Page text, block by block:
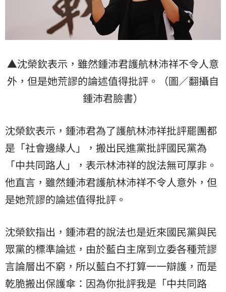
▲沈榮欽表示，雖然鍾沛君護航林沛祥不令人意
外，但是她荒謬的論述值得批評。（圖／翻攝自
鍾沛君臉書）
沈榮欽表示，鍾沛君為了護航林沛祥批評罷團都
是「社會邊緣人」，搬出民進黨批評國民黨為
「中共同路人」，表示林沛祥的說法無可厚非。
他直言，雖然鍾沛君護航林沛祥不令人意外，但
是她荒謬的論述值得批評。
沈榮欽指出，鍾沛君的說法也是近來國民黨與民
眾黨的標準論述，由於藍白主席到立委各種荒謬
言論層出不窮，所以藍白不打算一一辯護，而是
乾脆搬出保護傘：因為你批評我是「中共同路